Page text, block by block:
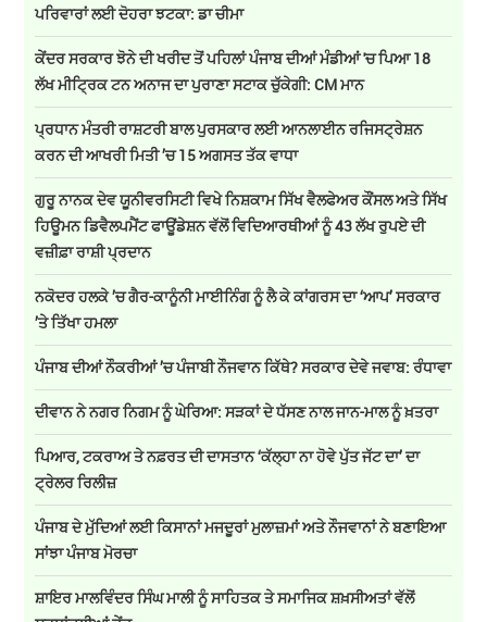
ਪਰਿਵਾਰਾਂ ਲਈ ਦੋਹਰਾ ਝਟਕਾ: ਡਾ ਚੀਮਾ
ਕੇਂਦਰ ਸਰਕਾਰ ਝੋਨੇ ਦੀ ਖਰੀਦ ਤੋਂ ਪਹਿਲਾਂ ਪੰਜਾਬ ਦੀਆਂ ਮੰਡੀਆਂ 'ਚ ਪਿਆ 18
ਲੱਖ ਮੀਟ੍ਰਿਕ ਟਨ ਅਨਾਜ ਦਾ ਪੁਰਾਣਾ ਸਟਾਕ ਚੁੱਕੇਗੀ: CM ਮਾਨ
ਪ੍ਰਧਾਨ ਮੰਤਰੀ ਰਾਸ਼ਟਰੀ ਬਾਲ ਪੁਰਸਕਾਰ ਲਈ ਆਨਲਾਈਨ ਰਜਿਸਟ੍ਰੇਸ਼ਨ
ਕਰਨ ਦੀ ਆਖਰੀ ਮਿਤੀ ’ਚ 15 ਅਗਸਤ ਤੱਕ ਵਾਧਾ
ਗੁਰੂ ਨਾਨਕ ਦੇਵ ਯੂਨੀਵਰਸਿਟੀ ਵਿਖੇ ਨਿਸ਼ਕਾਮ ਸਿੱਖ ਵੈਲਫੇਅਰ ਕੌਂਸਲ ਅਤੇ ਸਿੱਖ
ਹਿਊਮਨ ਡਿਵੈਲਪਮੈਂਟ ਫਾਊਂਡੇਸ਼ਨ ਵੱਲੋਂ ਵਿਦਿਆਰਥੀਆਂ ਨੂੰ 43 ਲੱਖ ਰੁਪਏ ਦੀ
ਵਜ਼ੀਫ਼ਾ ਰਾਸ਼ੀ ਪ੍ਰਦਾਨ
ਨਕੋਦਰ ਹਲਕੇ ’ਚ ਗੈਰ-ਕਾਨੂੰਨੀ ਮਾਈਨਿੰਗ ਨੂੰ ਲੈ ਕੇ ਕਾਂਗਰਸ ਦਾ ‘ਆਪ’ ਸਰਕਾਰ
’ਤੇ ਤਿੱਖਾ ਹਮਲਾ
ਪੰਜਾਬ ਦੀਆਂ ਨੌਕਰੀਆਂ ’ਚ ਪੰਜਾਬੀ ਨੌਜਵਾਨ ਕਿੱਥੇ? ਸਰਕਾਰ ਦੇਵੇ ਜਵਾਬ: ਰੰਧਾਵਾ
ਦੀਵਾਨ ਨੇ ਨਗਰ ਨਿਗਮ ਨੂੰ ਘੇਰਿਆ: ਸੜਕਾਂ ਦੇ ਧੱਸਣ ਨਾਲ ਜਾਨ-ਮਾਲ ਨੂੰ ਖ਼ਤਰਾ
ਪਿਆਰ, ਟਕਰਾਅ ਤੇ ਨਫ਼ਰਤ ਦੀ ਦਾਸਤਾਨ ‘ਕੱਲ੍ਹਾ ਨਾ ਹੋਵੇ ਪੁੱਤ ਜੱਟ ਦਾ’ ਦਾ
ਟ੍ਰੇਲਰ ਰਿਲੀਜ਼
ਪੰਜਾਬ ਦੇ ਮੁੱਦਿਆਂ ਲਈ ਕਿਸਾਨਾਂ ਮਜਦੂਰਾਂ ਮੁਲਾਜ਼ਮਾਂ ਅਤੇ ਨੌਜਵਾਨਾਂ ਨੇ ਬਣਾਇਆ
ਸਾਂਝਾ ਪੰਜਾਬ ਮੋਰਚਾ
ਸ਼ਾਇਰ ਮਾਲਵਿੰਦਰ ਸਿੰਘ ਮਾਲੀ ਨੂੰ ਸਾਹਿਤਕ ਤੇ ਸਮਾਜਿਕ ਸ਼ਖ਼ਸੀਅਤਾਂ ਵੱਲੋਂ